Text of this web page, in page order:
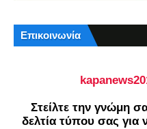
Επικοινωνία
Στείλτε την γνώμη
δελτία τύπου σας για